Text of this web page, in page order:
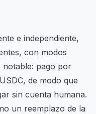
e independiente,
con modos
pago por
de modo que
sin cuenta humana.
un reemplazo de la